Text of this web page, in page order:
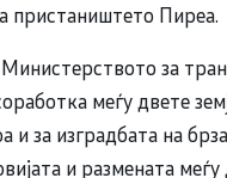
пристаништето Пиреа.
за
меѓу двете
и за изградбата на
и размената